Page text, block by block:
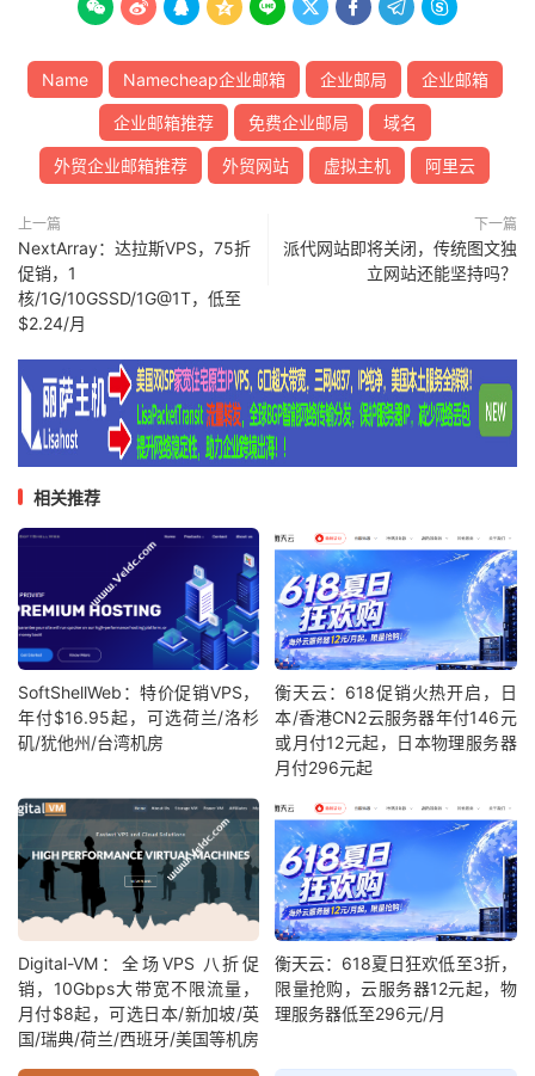
        
Name Namecheap企业邮箱 企业邮局 企业邮箱
企业邮箱推荐 免费企业邮局 域名
外贸企业邮箱推荐 外贸网站 虚拟主机 阿里云
上一篇
NextArray：达拉斯VPS，75折
促销，1
核/1G/10GSSD/1G@1T，低至
$2.24/月
下一篇
派代网站即将关闭，传统图文独
立网站还能坚持吗？
相关推荐
SoftShellWeb：特价促销VPS，
年付$16.95起，可选荷兰/洛杉
矶/犹他州/台湾机房
衡天云：618促销火热开启，日
本/香港CN2云服务器年付146元
或月付12元起，日本物理服务器
月付296元起
Digital-VM：全场VPS 八折促
销，10Gbps大带宽不限流量，
月付$8起，可选日本/新加坡/英
国/瑞典/荷兰/西班牙/美国等机房
衡天云：618夏日狂欢低至3折，
限量抢购，云服务器12元起，物
理服务器低至296元/月